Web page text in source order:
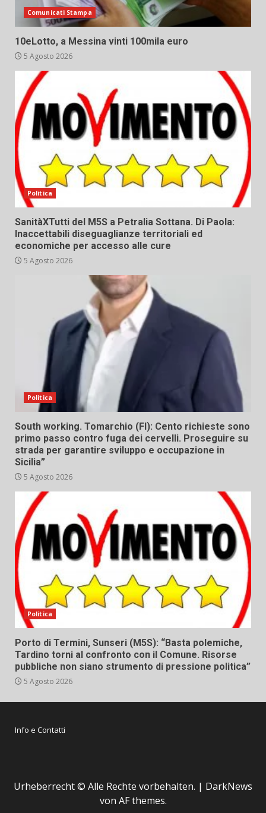
Comunicati Stampa
10eLotto, a Messina vinti 100mila euro
5 Agosto 2026
Politica
SanitàXTutti del M5S a Petralia Sottana. Di Paola:
Inaccettabili diseguaglianze territoriali ed
economiche per accesso alle cure
5 Agosto 2026
Politica
South working. Tomarchio (FI): Cento richieste sono
primo passo contro fuga dei cervelli. Proseguire su
strada per garantire sviluppo e occupazione in
Sicilia”
5 Agosto 2026
Politica
Porto di Termini, Sunseri (M5S): “Basta polemiche,
Tardino torni al confronto con il Comune. Risorse
pubbliche non siano strumento di pressione politica”
5 Agosto 2026
Info e Contatti
Urheberrecht © Alle Rechte vorbehalten. | DarkNews
von AF themes.